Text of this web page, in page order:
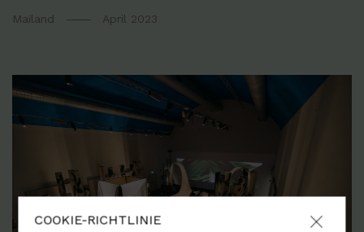
Mailand April 2023
COOKIE-RICHTLINIE